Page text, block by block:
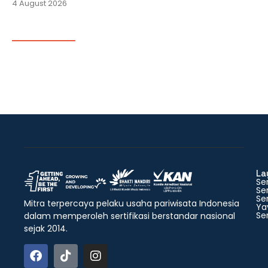
4 August 2026
Mitra terpercaya pelaku usaha pariwisata Indonesia
dalam memperoleh sertifikasi berstandar nasional
sejak 2014.